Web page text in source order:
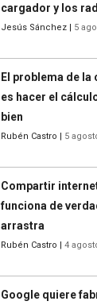
cargador y los
Jesús Sánchez | 5
El problema de
es hacer el
bien
Rubén Castro | 5
Compartir
funciona de
arrastra
Rubén Castro | 4
Google quiere